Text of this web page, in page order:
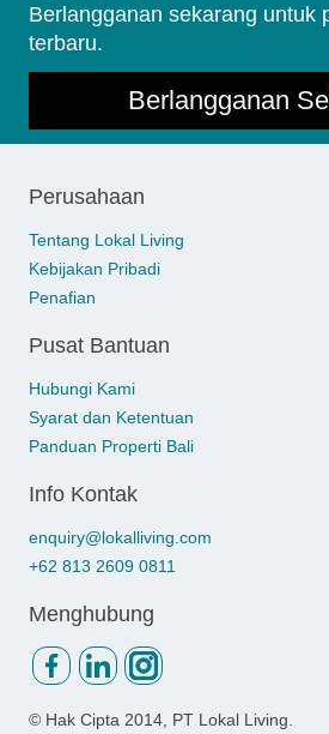
Berlangganan sekarang untuk
terbaru.
Berlangganan
Perusahaan
Tentang Lokal Living
Kebijakan Pribadi
Penafian
Pusat Bantuan
Hubungi Kami
Syarat dan Ketentuan
Panduan Properti Bali
Info Kontak
enquiry@lokalliving.com
+62 813 2609 0811
Menghubung
© Hak Cipta 2014, PT Lokal Living.